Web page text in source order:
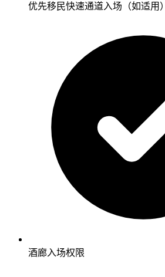
优先移民快速通道入场（如适用）
酒廊入场权限